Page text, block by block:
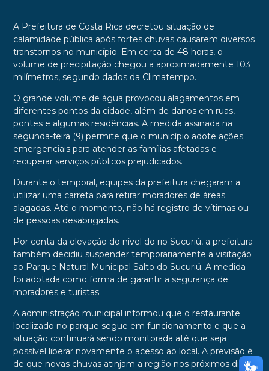
A Prefeitura de Costa Rica decretou situação de
calamidade pública após fortes chuvas causarem diversos
transtornos no município. Em cerca de 48 horas, o
volume de precipitação chegou a aproximadamente 103
milímetros, segundo dados da Climatempo.
O grande volume de água provocou alagamentos em
diferentes pontos da cidade, além de danos em ruas,
pontes e algumas residências. A medida assinada na
segunda-feira (9) permite que o município adote ações
emergenciais para atender as famílias afetadas e
recuperar serviços públicos prejudicados.
Durante o temporal, equipes da prefeitura chegaram a
utilizar uma carreta para retirar moradores de áreas
alagadas. Até o momento, não há registro de vítimas ou
de pessoas desabrigadas.
Por conta da elevação do nível do rio Sucuriú, a prefeitura
também decidiu suspender temporariamente a visitação
ao Parque Natural Municipal Salto do Sucuriú. A medida
foi adotada como forma de garantir a segurança de
moradores e turistas.
A administração municipal informou que o restaurante
localizado no parque segue em funcionamento e que a
situação continuará sendo monitorada até que seja
possível liberar novamente o acesso ao local. A previsão é
de que novas chuvas atinjam a região nos próximos dias.